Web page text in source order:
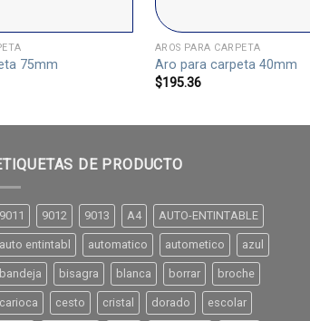
75mm
AROS PARA CARPETA
Aro para carpeta 40mm
$195.36
DE PRODUCTO
9011 9012 9013 A4 AUTO-ENTINTABLE
auto entintabl automatico autometico azul
bandeja bisagra blanca borrar broche
carioca cesto cristal dorado escolar